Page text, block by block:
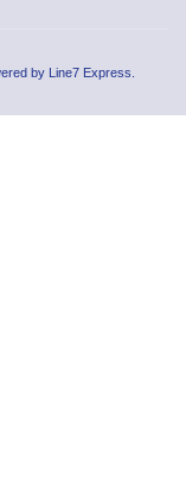
by Line7 Express.